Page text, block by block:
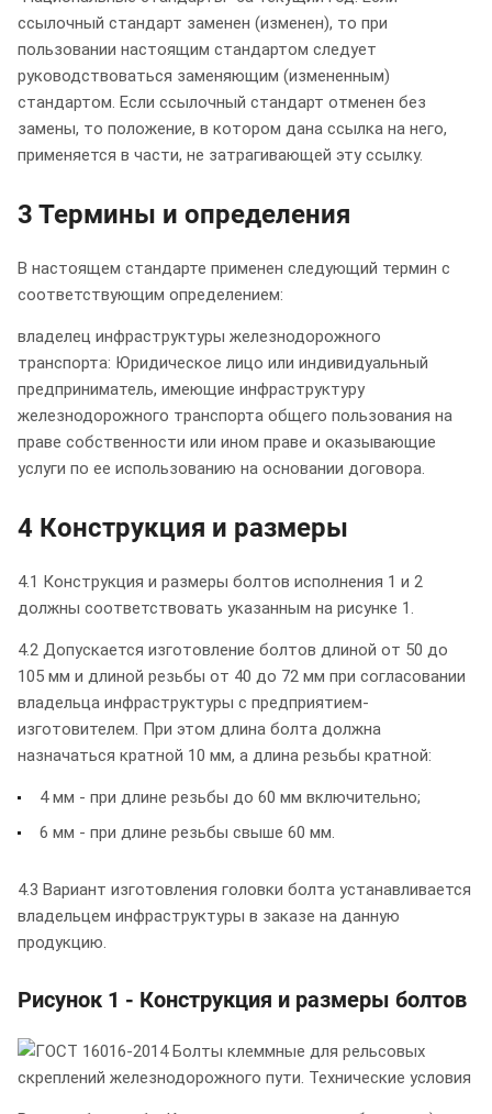
ссылочный стандарт заменен (изменен), то при
пользовании настоящим стандартом следует
руководствоваться заменяющим (измененным)
стандартом. Если ссылочный стандарт отменен без
замены, то положение, в котором дана ссылка на него,
применяется в части, не затрагивающей эту ссылку.
3 Термины и определения
В настоящем стандарте применен следующий термин с
соответствующим определением:
владелец инфраструктуры железнодорожного
транспорта: Юридическое лицо или индивидуальный
предприниматель, имеющие инфраструктуру
железнодорожного транспорта общего пользования на
праве собственности или ином праве и оказывающие
услуги по ее использованию на основании договора.
4 Конструкция и размеры
4.1 Конструкция и размеры болтов исполнения 1 и 2
должны соответствовать указанным на рисунке 1.
4.2 Допускается изготовление болтов длиной от 50 до
105 мм и длиной резьбы от 40 до 72 мм при согласовании
владельца инфраструктуры с предприятием-
изготовителем. При этом длина болта должна
назначаться кратной 10 мм, а длина резьбы кратной:
4 мм - при длине резьбы до 60 мм включительно;
6 мм - при длине резьбы свыше 60 мм.
4.3 Вариант изготовления головки болта устанавливается
владельцем инфраструктуры в заказе на данную
продукцию.
Рисунок 1 - Конструкция и размеры болтов